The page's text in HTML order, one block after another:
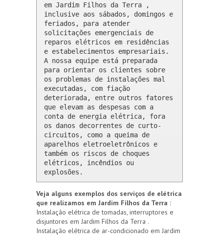
em Jardim Filhos da Terra ,
inclusive aos sábados, domingos e
feriados, para atender
solicitações emergenciais de
reparos elétricos em residências
e estabelecimentos empresariais.
A nossa equipe está preparada
para orientar os clientes sobre
os problemas de instalações mal
executadas, com fiação
deteriorada, entre outros fatores
que elevam as despesas com a
conta de energia elétrica, fora
os danos decorrentes de curto-
circuitos, como a queima de
aparelhos eletroeletrônicos e
também os riscos de choques
elétricos, incêndios ou
explosões.
Veja alguns exemplos dos serviços de elétrica
que realizamos em Jardim Filhos da Terra :
Instalação elétrica de tomadas, interruptores e
disjuntores em Jardim Filhos da Terra .
Instalação elétrica de ar-condicionado em Jardim